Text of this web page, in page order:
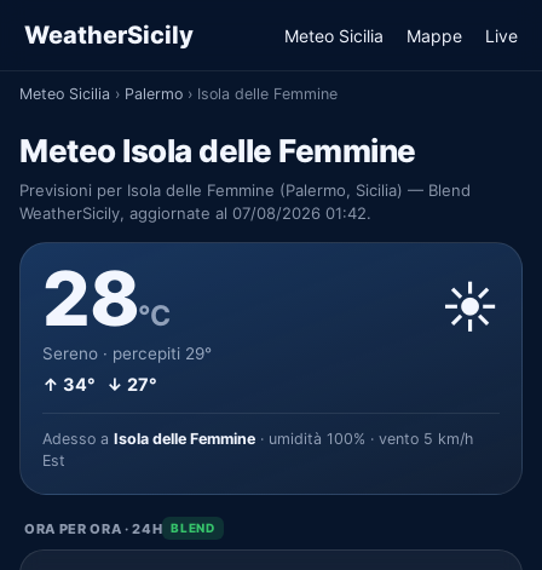
WeatherSicily Meteo Sicilia Mappe Live
Meteo Sicilia › Palermo › Isola delle Femmine
Meteo Isola delle Femmine
Previsioni per Isola delle Femmine (Palermo, Sicilia) — Blend
WeatherSicily, aggiornate al 07/08/2026 01:42.
28°C
Sereno · percepiti 29°
↑ 34° ↓ 27°
☀️
Adesso a Isola delle Femmine · umidità 100% · vento 5 km/h
Est
ORA PER ORA · 24H BLEND